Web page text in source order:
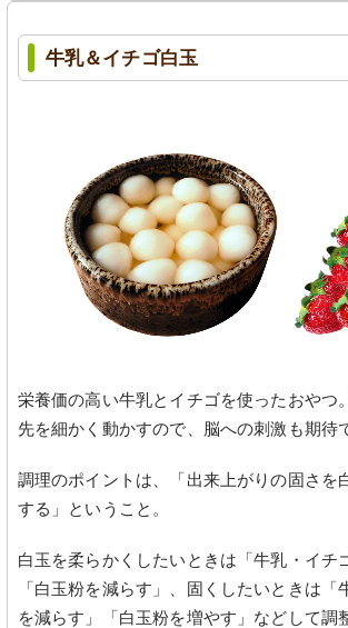
牛乳＆イチゴ白玉
栄養価の高い牛乳とイチゴを使ったおやつ
先を細かく動かすので、脳への刺激も期待
調理のポイントは、「出来上がりの固さを
する」ということ。
白玉を柔らかくしたいときは「牛乳・イチ
「白玉粉を減らす」、固くしたいときは「
を減らす」「白玉粉を増やす」などして調